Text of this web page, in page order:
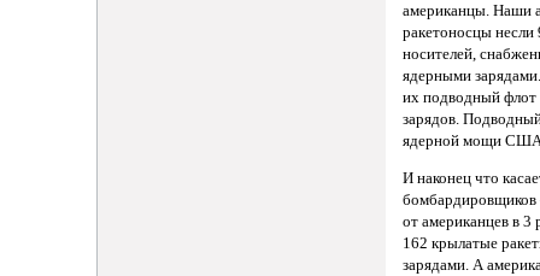
американцы. Наши
ракетоносцы несли
носителей,
ядерными
их подводный
зарядов.
ядерной мощи
И наконец что
бомбардировщиков
от американцев в 3
162 крылатые
зарядами. А